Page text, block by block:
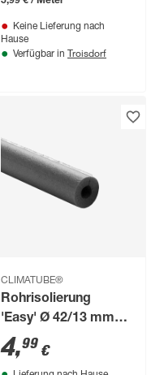
Keine Lieferung nach
Hause
Verfügbar in Troisdorf
CLIMATUBE®
Rohrisolierung
'Easy' Ø 42/13 mm
Dämmstärke
selbstklebend 1 m
4,99 €